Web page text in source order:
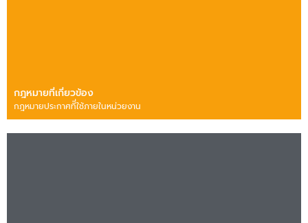
กฎหมายที่เกี่ยวข้อง
กฎหมายประกาศทีี่ใช้ภายในหน่วยงาน